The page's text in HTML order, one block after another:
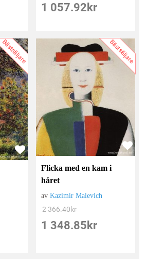
1 057.92 kr
Bästsäljare Bästsäljare
Flicka med en kam i
håret
avKazimir Malevich
2 366.40kr
1 348.85 kr